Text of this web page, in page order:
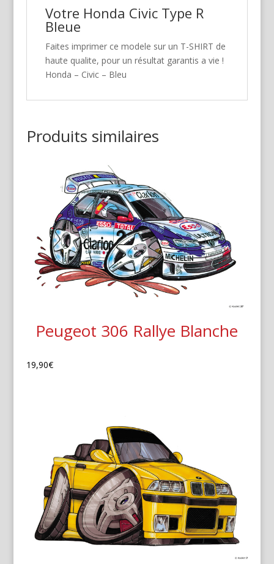
Votre Honda Civic Type R
Bleue
Faites imprimer ce modele sur un T-SHIRT de
haute qualite, pour un résultat garantis a vie !
Honda – Civic – Bleu
Produits similaires
Peugeot 306 Rallye Blanche
19,90€